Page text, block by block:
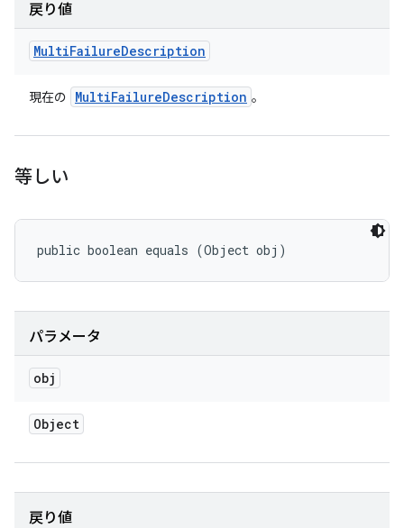
戻り値
MultiFailureDescription
現在の MultiFailureDescription 。
等しい
public boolean equals (Object obj)
パラメータ
obj
Object
戻り値